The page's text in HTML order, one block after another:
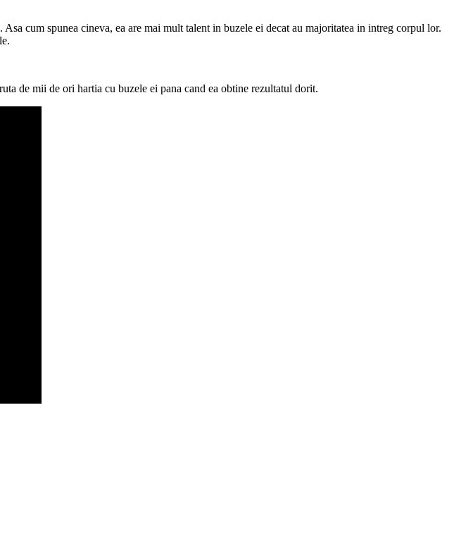
cum spunea cineva, ea are mai mult talent in buzele ei decat au majoritatea in intreg corpul lor.
de mii de ori hartia cu buzele ei pana cand ea obtine rezultatul dorit.